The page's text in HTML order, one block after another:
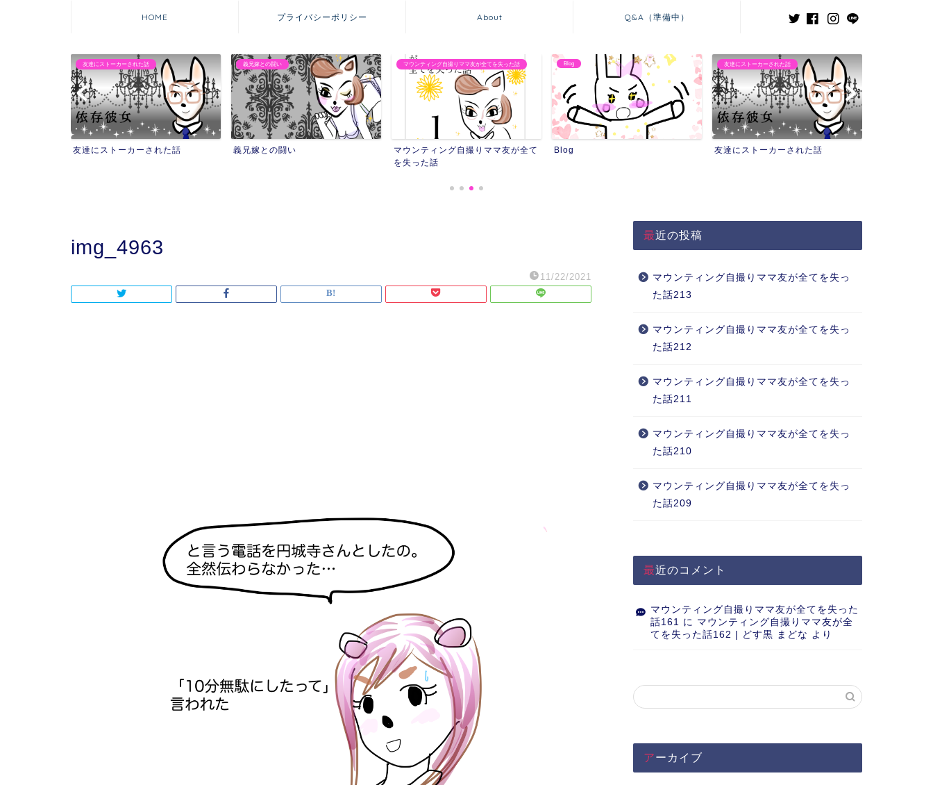
HOME プライバシーポリシー About Q&A（準備中）
友達にストーカーされた話
友達にストーカーされた話
義兄嫁との闘い
義兄嫁との闘い
マウンティング自撮りママ友が全てを失った話
マウンティング自撮りママ友が全て
を失った話
Blog
Blog
友達にストーカーされた話
友達にストーカーされた話
img_4963
11/22/2021
最近の投稿
マウンティング自撮りママ友が全てを失っ
た話213
マウンティング自撮りママ友が全てを失っ
た話212
マウンティング自撮りママ友が全てを失っ
た話211
マウンティング自撮りママ友が全てを失っ
た話210
マウンティング自撮りママ友が全てを失っ
た話209
最近のコメント
マウンティング自撮りママ友が全てを失った
話161 に マウンティング自撮りママ友が全
てを失った話162 | どす黒 まどな より
アーカイブ